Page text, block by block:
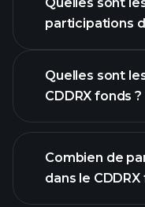
fonds
participations
Quelles sont
CDDRX fonds ?
Combien de
dans le CDDRX